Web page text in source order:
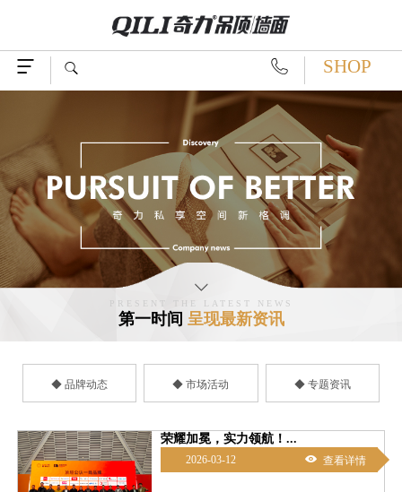
   SHOP

PRESENT THE LATEST NEWS
第一时间 呈现最新资讯
◆ 品牌动态 ◆ 市场活动 ◆ 专题资讯
荣耀加冕，实力领航！...
2026-03-12  查看详情